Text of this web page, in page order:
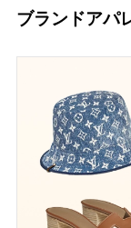
ブランドアパ